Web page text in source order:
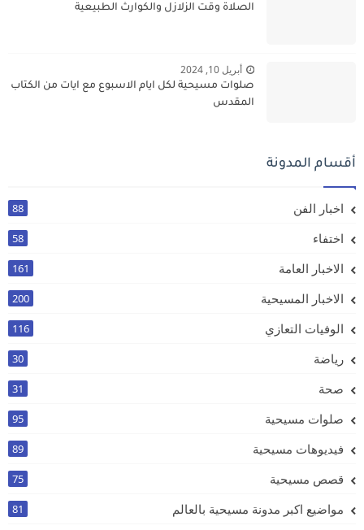
الصلاة وقت الزلازل والكوارث الطبيعية
أبريل 10, 2024
صلوات مسيحية لكل ايام الاسبوع مع ايات من الكتاب
المقدس
أقسام المدونة
اخبار الفن 88
اختفاء 58
الاخبار العامة 161
الاخبار المسيحية 200
الوفيات التعازي 116
رياضة 30
صحة 31
صلوات مسيحية 95
فيديوهات مسيحية 89
قصص مسيحية 75
مواضيع اكبر مدونة مسيحية بالعالم 81